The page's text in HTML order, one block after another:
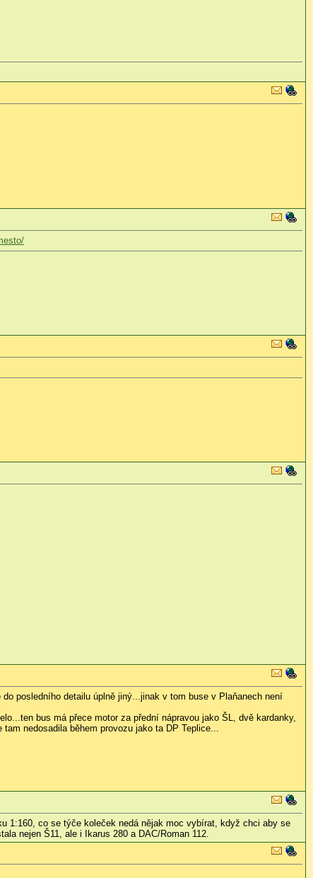
posledního detailu úplně jiný...jinak v tom buse v Plaňanech není
bus má přece motor za přední nápravou jako ŠL, dvě kardanky,
nedosadila během provozu jako ta DP Teplice...
1:160, co se týče koleček nedá nějak moc vybírat, když chci aby se
nejen Š11, ale i Ikarus 280 a DAC/Roman 112.